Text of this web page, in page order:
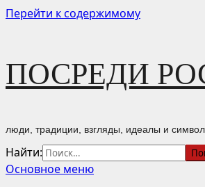
Перейти к содержимому
ПОСРЕДИ
люди, традиции, взгляды, идеалы и
Найти:
Основное меню